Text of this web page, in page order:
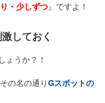
・少しずつ』ですよ！
しておく
ょうか？！
の名の通りGスポットの